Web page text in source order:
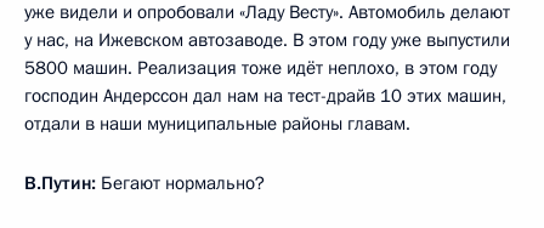
уже видели и опробовали «Ладу Весту». Автомобиль делают
у нас, на Ижевском автозаводе. В этом году уже выпустили
5800 машин. Реализация тоже идёт неплохо, в этом году
господин Андерссон дал нам на тест-драйв 10 этих машин,
отдали в наши муниципальные районы главам.
В.Путин: Бегают нормально?